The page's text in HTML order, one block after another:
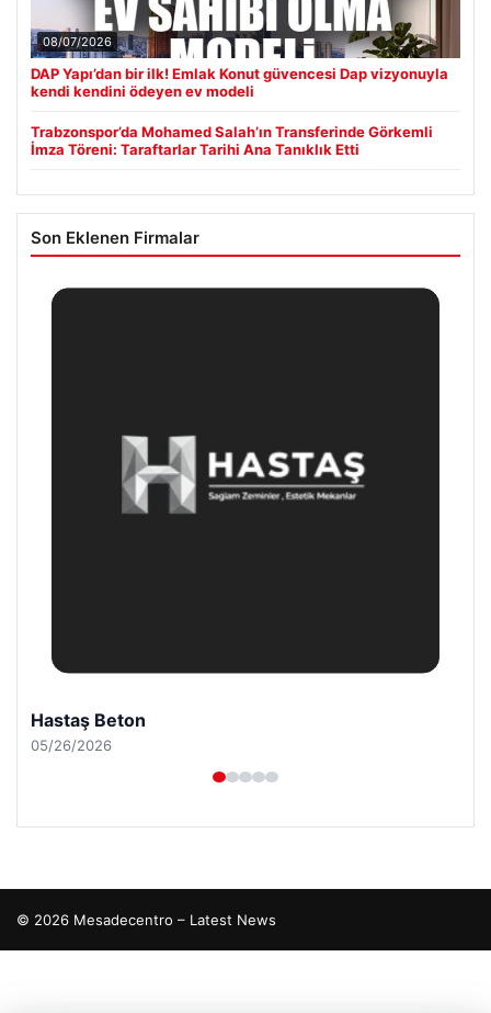
08/07/2026
DAP Yapı’dan bir ilk! Emlak Konut güvencesi Dap vizyonuyla
kendi kendini ödeyen ev modeli
Trabzonspor’da Mohamed Salah’ın Transferinde Görkemli
İmza Töreni: Taraftarlar Tarihi Ana Tanıklık Etti
Son Eklenen Firmalar
Hastaş Beton
05/26/2026
© 2026 Mesadecentro – Latest News